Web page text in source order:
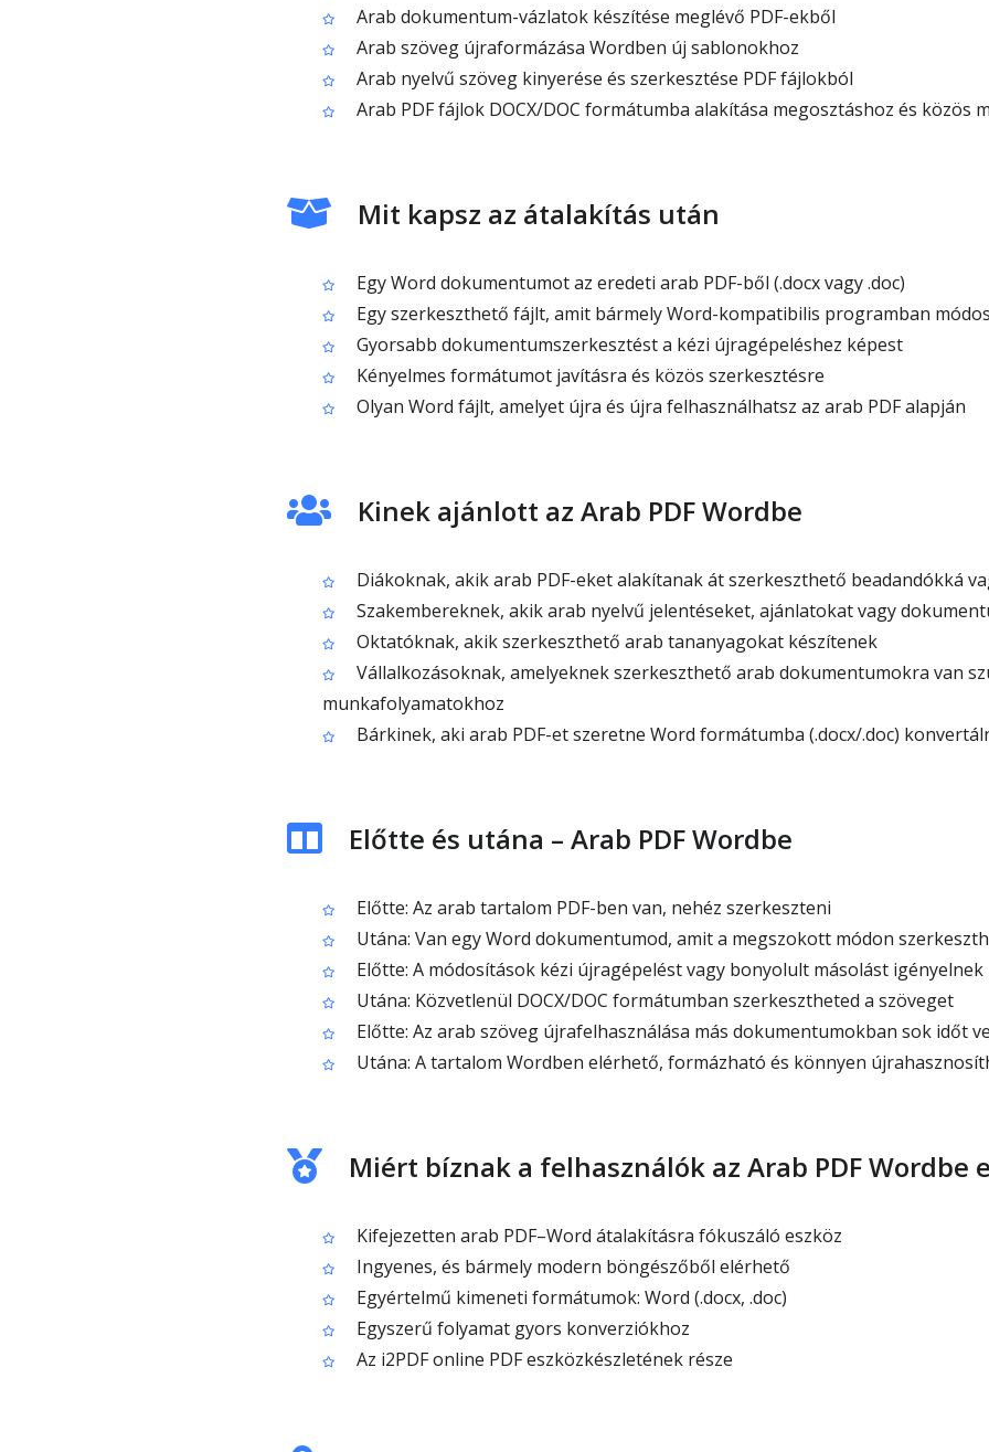
Arab dokumentum-vázlatok készítése meglévő PDF-ekből
Arab szöveg újraformázása Wordben új sablonokhoz
Arab nyelvű szöveg kinyerése és szerkesztése PDF fájlokból
Arab PDF fájlok DOCX/DOC formátumba alakítása megosztáshoz és közös
Mit kapsz az átalakítás után
Egy Word dokumentumot az eredeti arab PDF-ből (.docx vagy .doc)
Egy szerkeszthető fájlt, amit bármely Word-kompatibilis programban
Gyorsabb dokumentumszerkesztést a kézi újragépeléshez képest
Kényelmes formátumot javításra és közös szerkesztésre
Olyan Word fájlt, amelyet újra és újra felhasználhatsz az arab PDF alapján
Kinek ajánlott az Arab PDF Wordbe
Diákoknak, akik arab PDF-eket alakítanak át szerkeszthető beadandókká
Szakembereknek, akik arab nyelvű jelentéseket, ajánlatokat vagy
Oktatóknak, akik szerkeszthető arab tananyagokat készítenek
Vállalkozásoknak, amelyeknek szerkeszthető arab dokumentumokra van
munkafolyamatokhoz
Bárkinek, aki arab PDF-et szeretne Word formátumba (.docx/.doc)
Előtte és utána – Arab PDF Wordbe
Előtte: Az arab tartalom PDF-ben van, nehéz szerkeszteni
Utána: Van egy Word dokumentumod, amit a megszokott módon
Előtte: A módosítások kézi újragépelést vagy bonyolult másolást igényelnek
Utána: Közvetlenül DOCX/DOC formátumban szerkesztheted a szöveget
Előtte: Az arab szöveg újrafelhasználása más dokumentumokban sok időt
Utána: A tartalom Wordben elérhető, formázható és könnyen
Miért bíznak a felhasználók az Arab PDF Wordbe
Kifejezetten arab PDF–Word átalakításra fókuszáló eszköz
Ingyenes, és bármely modern böngészőből elérhető
Egyértelmű kimeneti formátumok: Word (.docx, .doc)
Egyszerű folyamat gyors konverziókhoz
Az i2PDF online PDF eszközkészletének része